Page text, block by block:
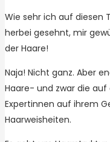
Wie sehr ich auf diesen
herbei gesehnt, mir
der Haare!
Naja! Nicht ganz. Aber
Haare- und zwar die
Expertinnen auf ihrem
Haarweisheiten.